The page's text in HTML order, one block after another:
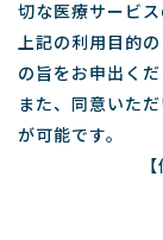
切な医療サービ
上記の利用目的
の旨をお申出くだ
また、同意いた
が可能です。